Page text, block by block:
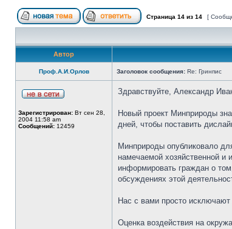
Страница 14 из 14 [
Автор
Проф.А.И.Орлов Заголовок сообщения: Re: Гринпис
Зарегистрирован: Вт сен 28,
2004 11:58 am
Сообщений: 12459
Здравствуйте, Александр
Новый проект Минприроды
дней, чтобы поставить
Минприроды опубликовало
намечаемой хозяйственной
информировать граждан о
обсуждениях этой
Нас с вами просто исключают
Оценка воздействия на